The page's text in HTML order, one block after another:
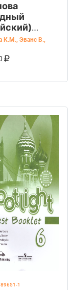
анг
(Просв.)
К.М., Эванс В.,
1